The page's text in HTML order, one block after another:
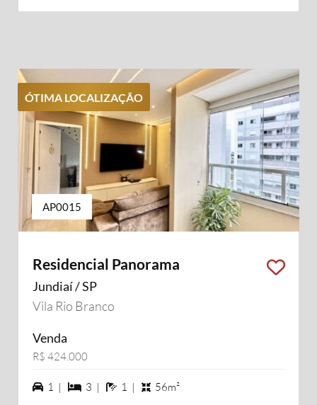
ÓTIMA LOCALIZAÇÃO
AP0015
Residencial Panorama
Jundiaí / SP
Vila Rio Branco
Venda
R$ 424.000
1 vagas na garagem
1 | 3 dormiórios
3 | 1 banheiros
1 | 56m²